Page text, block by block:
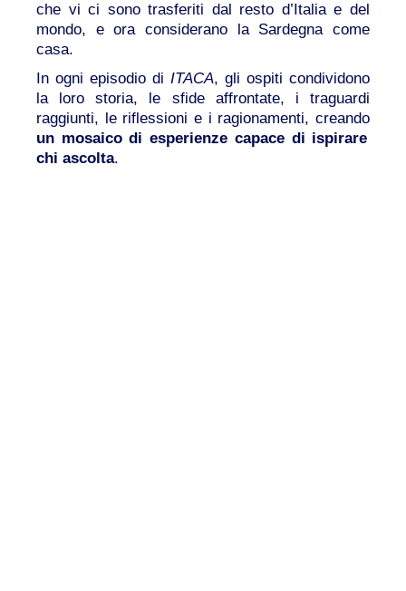
che vi ci sono trasferiti dal resto d’Italia e del
mondo, e ora considerano la Sardegna come
casa.
In ogni episodio di ITACA, gli ospiti condividono
la loro storia, le sfide affrontate, i traguardi
raggiunti, le riflessioni e i ragionamenti, creando
un mosaico di esperienze capace di ispirare
chi ascolta.